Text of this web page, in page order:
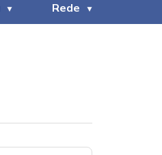
Rede